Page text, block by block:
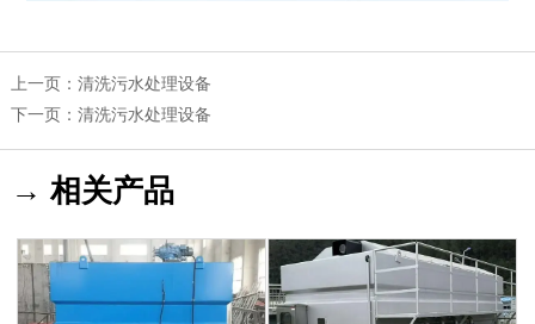
上一页： 清洗污水处理设备
下一页： 清洗污水处理设备
→ 相关产品